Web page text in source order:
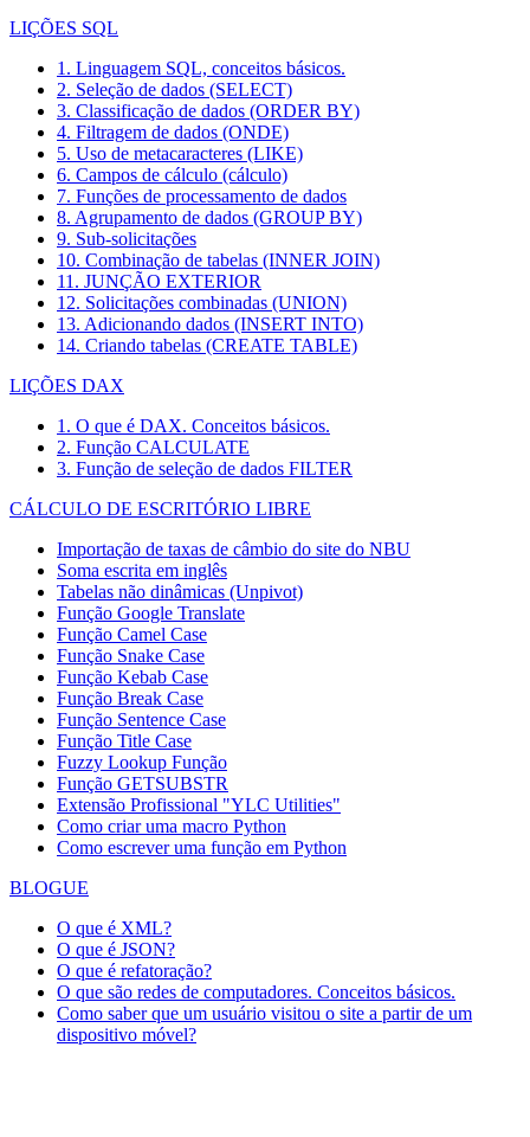
LIÇÕES SQL
1. Linguagem SQL, conceitos básicos.
2. Seleção de dados (SELECT)
3. Classificação de dados (ORDER BY)
4. Filtragem de dados (ONDE)
5. Uso de metacaracteres (LIKE)
6. Campos de cálculo (cálculo)
7. Funções de processamento de dados
8. Agrupamento de dados (GROUP BY)
9. Sub-solicitações
10. Combinação de tabelas (INNER JOIN)
11. JUNÇÃO EXTERIOR
12. Solicitações combinadas (UNION)
13. Adicionando dados (INSERT INTO)
14. Criando tabelas (CREATE TABLE)
LIÇÕES DAX
1. O que é DAX. Conceitos básicos.
2. Função CALCULATE
3. Função de seleção de dados FILTER
CÁLCULO DE ESCRITÓRIO LIBRE
Importação de taxas de câmbio do site do NBU
Soma escrita em inglês
Tabelas não dinâmicas (Unpivot)
Função Google Translate
Função Camel Case
Função Snake Case
Função Kebab Case
Função Break Case
Função Sentence Case
Função Title Case
Fuzzy Lookup Função
Função GETSUBSTR
Extensão Profissional "YLC Utilities"
Como criar uma macro Python
Como escrever uma função em Python
BLOGUE
O que é XML?
O que é JSON?
O que é refatoração?
O que são redes de computadores. Conceitos básicos.
Como saber que um usuário visitou o site a partir de um
dispositivo móvel?